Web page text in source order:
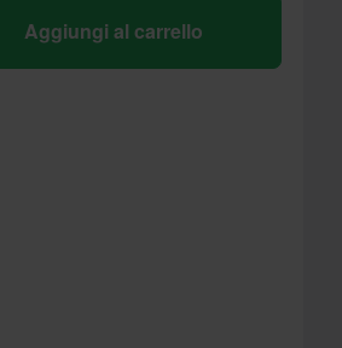
Aggiungi al carrello